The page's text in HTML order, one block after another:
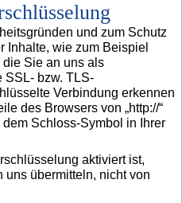
und zum Schutz
Inhalte, wie zum Beispiel
die Sie an uns als
SSL- bzw. TLS-
Verbindung erkennen
des Browsers von „http://“
dem Schloss-Symbol in Ihrer
aktiviert ist,
uns übermitteln, nicht von